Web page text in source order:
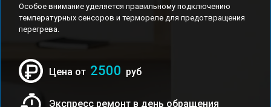
Особое внимание уделяется правильному подключению
температурных сенсоров и термореле для предотвращения
перегрева.
Цена от 2500 руб
Экспресс ремонт в день обращения